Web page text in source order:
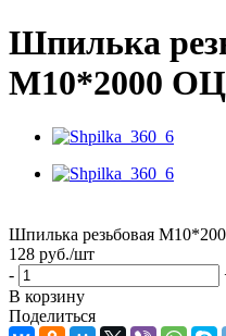
Шпилька
М10*2000 ОЦ
Шпилька резьбовая
128 руб./шт
-
В корзину
Поделиться